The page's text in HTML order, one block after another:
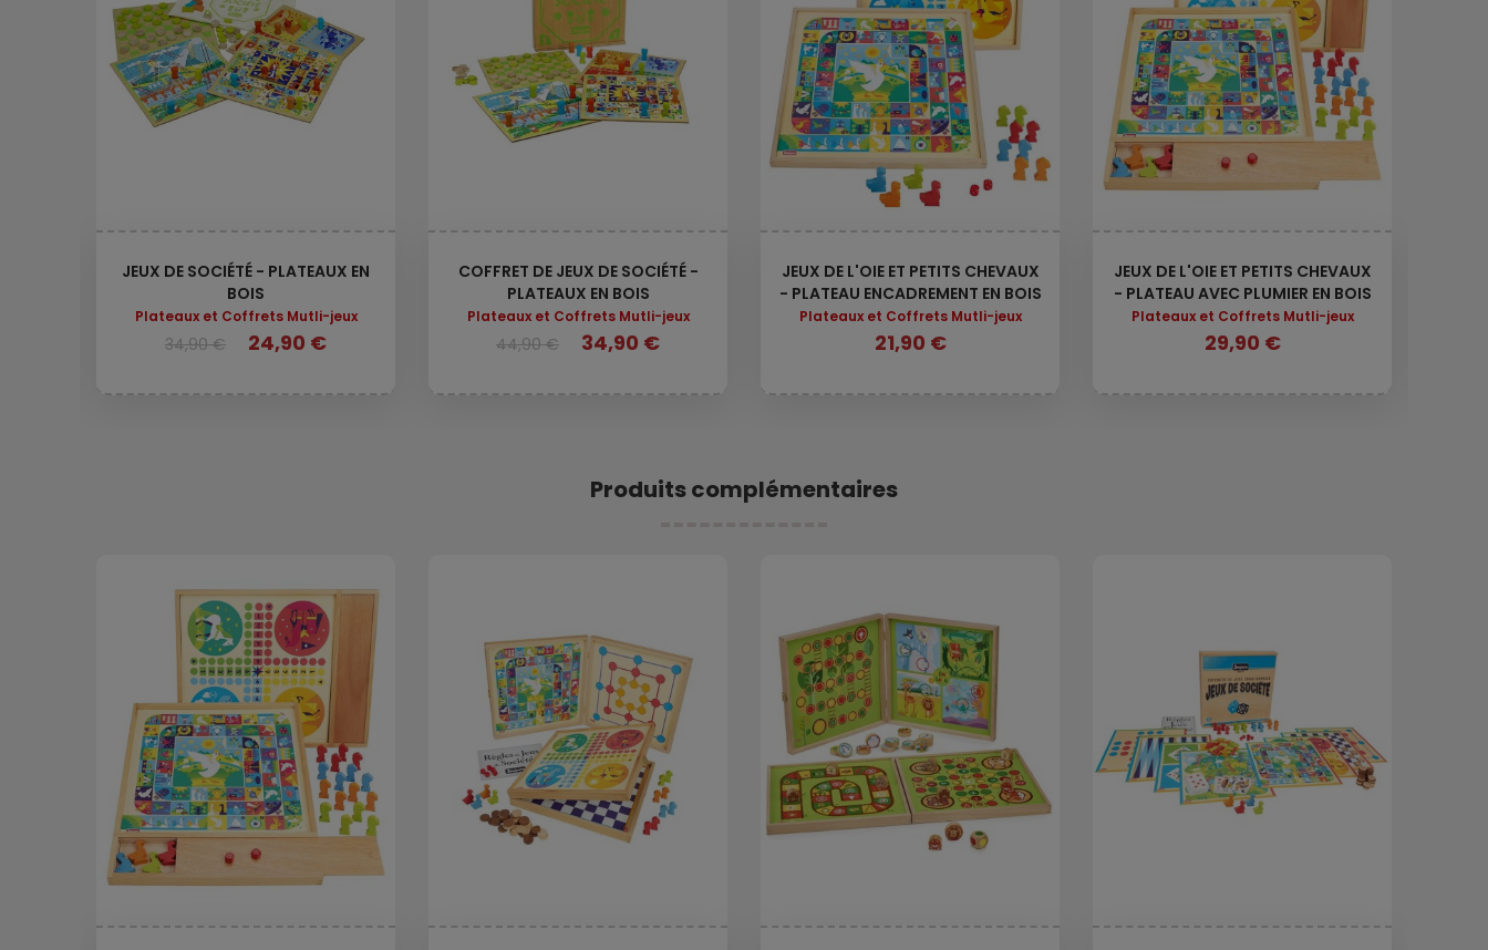
JEUX DE SOCIÉTÉ - PLATEAUX EN
BOIS
Plateaux et Coffrets Mutli-jeux
34,90 € 24,90 €
COFFRET DE JEUX DE SOCIÉTÉ -
PLATEAUX EN BOIS
Plateaux et Coffrets Mutli-jeux
44,90 € 34,90 €
JEUX DE L'OIE ET PETITS CHEVAUX
- PLATEAU ENCADREMENT EN BOIS
Plateaux et Coffrets Mutli-jeux
21,90 €
JEUX DE L'OIE ET PETITS CHEVAUX
- PLATEAU AVEC PLUMIER EN BOIS
Plateaux et Coffrets Mutli-jeux
29,90 €
Produits complémentaires